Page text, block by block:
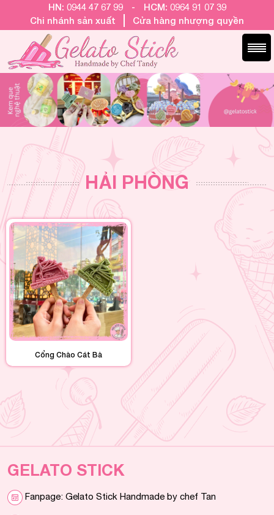
HN: 0944 47 67 99 -
HCM: 0964 91 07 39
Chi nhánh sản xuất
Cửa hàng nhượng quyền
HẢI PHÒNG
Cổng Chào Cát Bà
GELATO STICK
Fanpage: Gelato Stick Handmade by chef Tan